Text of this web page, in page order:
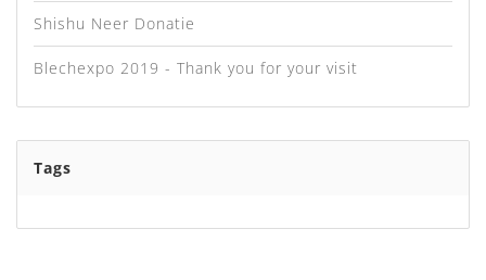
Shishu Neer Donatie
Blechexpo 2019 - Thank you for your visit
Tags